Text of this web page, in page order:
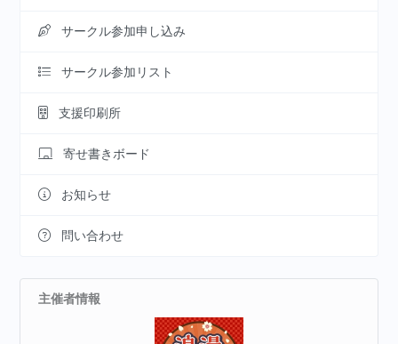
サークル参加申し込み
サークル参加リスト
支援印刷所
寄せ書きボード
お知らせ
問い合わせ
主催者情報